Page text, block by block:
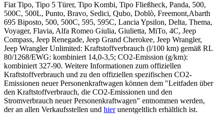
Fiat Tipo, Tipo 5 Türer, Tipo Kombi, Tipo Fließheck, Panda, 500,
500C, 500L, Punto, Bravo, Sedici, Qubo, Doblò, Freemont,Abarth
695 Biposto, 500, 500C, 595, 595C, Lancia Ypsilon, Delta, Thema,
Voyager, Flavia, Alfa Romeo Giulia, Giulietta, MiTo, 4C, Jeep
Compass, Jeep Renegade, Jeep Grand Cherokee, Jeep Wrangler,
Jeep Wrangler Unlimited: Kraftstoffverbrauch (l/100 km) gemäß RL
80/1268/EWG: kombiniert 14,0-3,5; CO2-Emission (g/km):
kombiniert 327-90. Weitere Informationen zum offiziellen
Kraftstoffverbrauch und zu den offiziellen spezifischen CO2-
Emissionen neuer Personenkraftwagen können dem "Leitfaden über
den Kraftstoffverbrauch, die CO2-Emissionen und den
Stromverbrauch neuer Personenkraftwagen" entnommen werden,
der an allen Verkaufsstellen und hierunentgeltlich erhältlich ist.